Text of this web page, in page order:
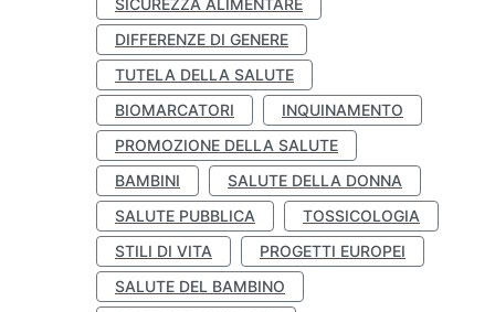
SICUREZZA ALIMENTARE
DIFFERENZE DI GENERE
TUTELA DELLA SALUTE
BIOMARCATORI
INQUINAMENTO
PROMOZIONE DELLA SALUTE
BAMBINI
SALUTE DELLA DONNA
SALUTE PUBBLICA
TOSSICOLOGIA
STILI DI VITA
PROGETTI EUROPEI
SALUTE DEL BAMBINO